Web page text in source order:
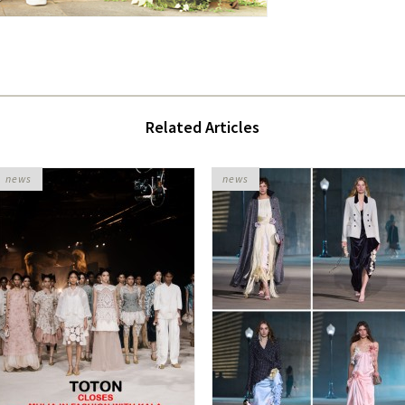
Related Articles
news news